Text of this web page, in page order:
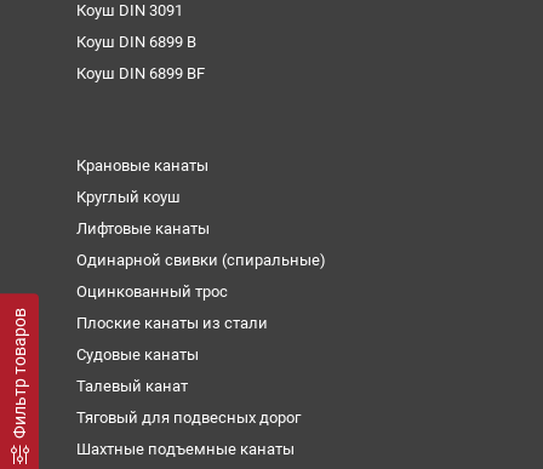
Фильтр товаров
Коуш DIN 3091
Коуш DIN 6899 B
Коуш DIN 6899 BF
Крановые канаты
Круглый коуш
Лифтовые канаты
Одинарной свивки (спиральные)
Оцинкованный трос
Плоские канаты из стали
Судовые канаты
Талевый канат
Тяговый для подвесных дорог
Шахтные подъемные канаты